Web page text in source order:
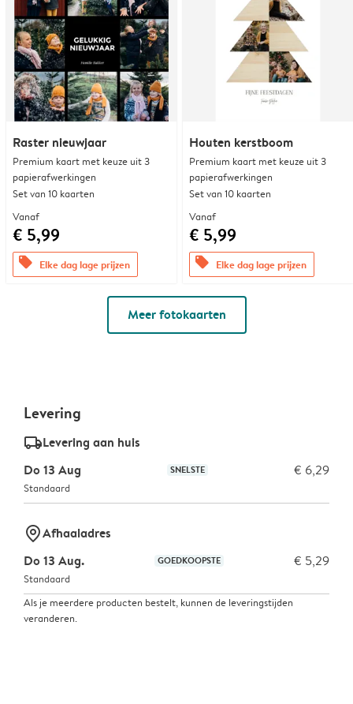
Raster nieuwjaar
Premium kaart met keuze uit 3
papierafwerkingen
Set van 10 kaarten
Vanaf
€ 5,99
offers Elke dag lage prijzen
Houten kerstboom
Premium kaart met keuze uit 3
papierafwerkingen
Set van 10 kaarten
Vanaf
€ 5,99
offers Elke dag lage prijzen
Meer fotokaarten
Levering
delivery_standard_v2Levering aan huis
Do 13 Aug
SNELSTE € 6,29
Standaard
marker-pinAfhaaladres
Do 13 Aug.
GOEDKOOPSTE € 5,29
Standaard
Als je meerdere producten bestelt, kunnen de leveringstijden
veranderen.